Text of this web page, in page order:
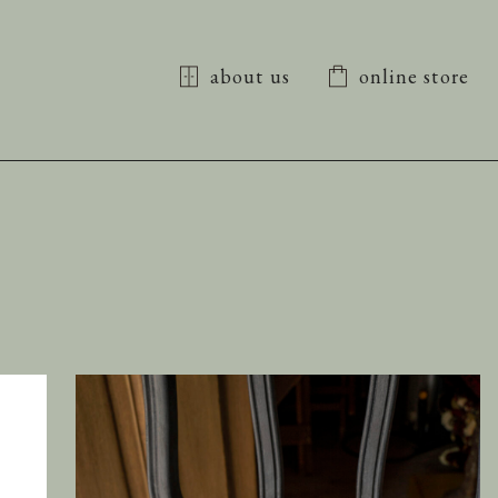
about us online store